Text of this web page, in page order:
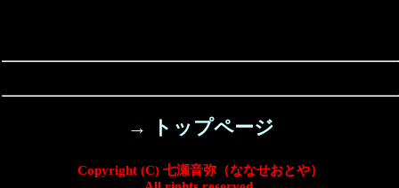
→ トップページ
Copyright (C) 七瀬音弥（ななせおとや）